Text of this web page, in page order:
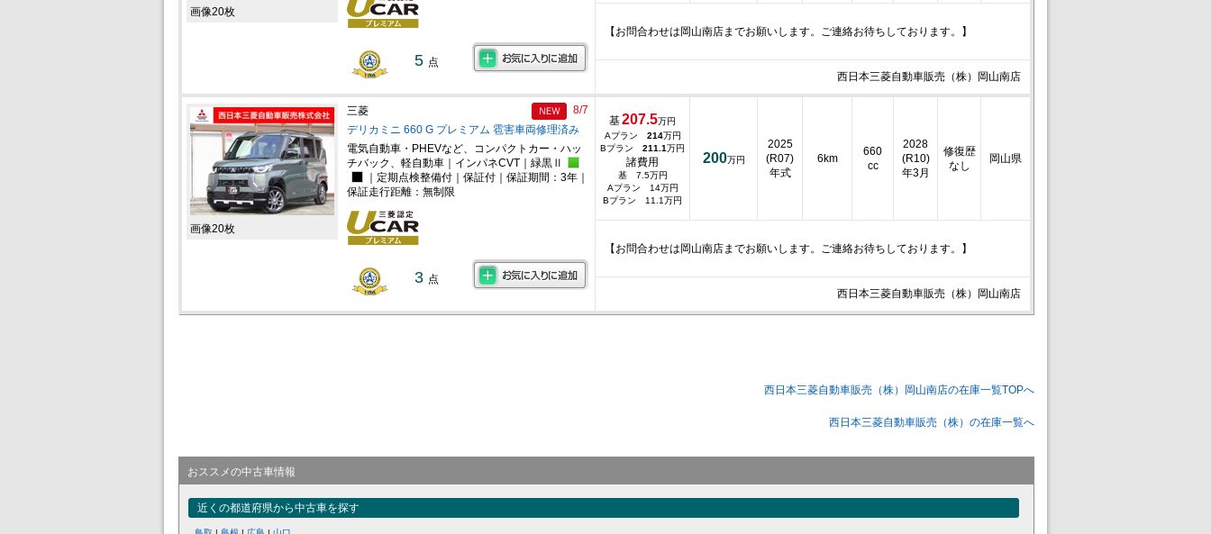
画像20枚
5 点
【お問合わせは岡山南店までお願いします。ご連絡お待ちしております。】
西日本三菱自動車販売（株）岡山南店
画像20枚
三菱
デリカミニ 660 G プレミアム 雹害車両修理済み
8/7
電気自動車・PHEVなど、コンパクトカー・ハッ
チバック、軽自動車｜インパネCVT｜緑黒Ⅱ
｜定期点検整備付｜保証付｜保証期間：3年｜
保証走行距離：無制限
3 点
基207.5万円
Aプラン 214万円
Bプラン 211.1万円
諸費用
基 7.5万円
Aプラン 14万円
Bプラン 11.1万円
200万円
2025
(R07)
年式
6km
660
cc
2028
(R10)
年3月
修復歴
なし
岡山県
【お問合わせは岡山南店までお願いします。ご連絡お待ちしております。】
西日本三菱自動車販売（株）岡山南店
西日本三菱自動車販売（株）岡山南店の在庫一覧TOPへ
西日本三菱自動車販売（株）の在庫一覧へ
おススメの中古車情報
近くの都道府県から中古車を探す